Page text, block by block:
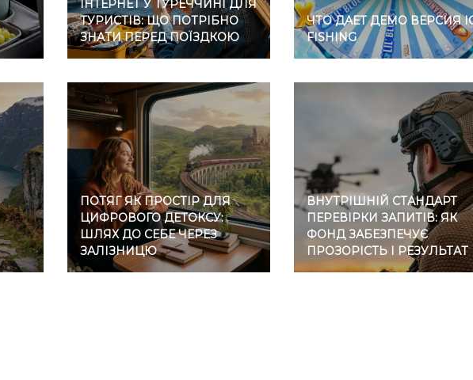
ІНТЕРНЕТ У ТУРЕЧЧИНІ ДЛЯ
ТУРИСТІВ: ЩО ПОТРІБНО
ЗНАТИ ПЕРЕД ПОЇЗДКОЮ
ЧТО ДАЕТ ДЕМО ВЕРСИЯ
FISHING
ПОТЯГ ЯК ПРОСТІР ДЛЯ
ЦИФРОВОГО ДЕТОКСУ:
ШЛЯХ ДО СЕБЕ ЧЕРЕЗ
ЗАЛІЗНИЦЮ
ВНУТРІШНІЙ СТАНДАРТ
ПЕРЕВІРКИ ЗАПИТІВ: ЯК
ФОНД ЗАБЕЗПЕЧУЄ
ПРОЗОРІСТЬ І РЕЗУЛЬТАТ